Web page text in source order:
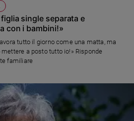
single separata e
con i bambini!»
tutto il giorno come una matta, ma
a posto tutto io!» Risponde
familiare